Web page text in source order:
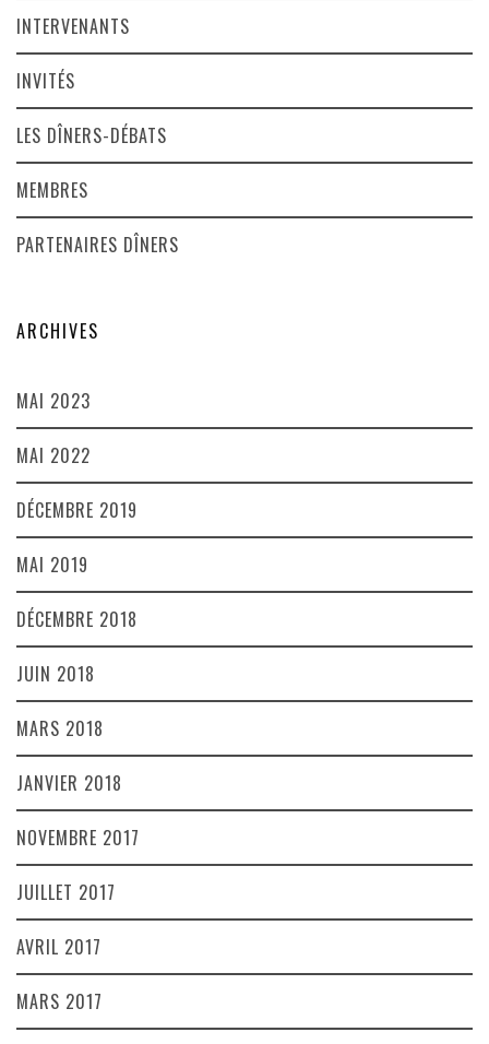
INTERVENANTS
INVITÉS
LES DÎNERS-DÉBATS
MEMBRES
PARTENAIRES DÎNERS
ARCHIVES
MAI 2023
MAI 2022
DÉCEMBRE 2019
MAI 2019
DÉCEMBRE 2018
JUIN 2018
MARS 2018
JANVIER 2018
NOVEMBRE 2017
JUILLET 2017
AVRIL 2017
MARS 2017